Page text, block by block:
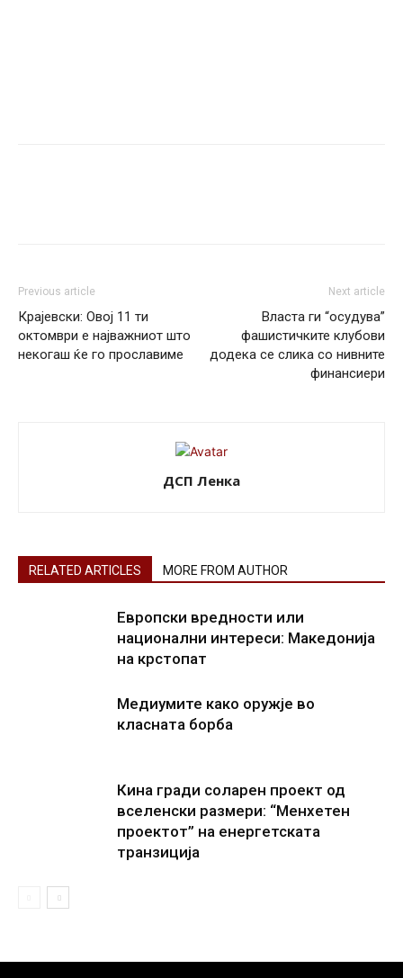
Previous article
Крајевски: Овој 11 ти
октомври е најважниот што
некогаш ќе го прославиме
Next article
Власта ги “осудува”
фашистичките клубови
додека се слика со нивните
финансиери
ДСП Ленка
RELATED ARTICLES MORE FROM AUTHOR
Европски вредности или
национални интереси: Македонија
на крстопат
Медиумите како оружје во
класната борба
Кина гради соларен проект од
вселенски размери: “Менхетен
проектот” на енергетската
транзиција